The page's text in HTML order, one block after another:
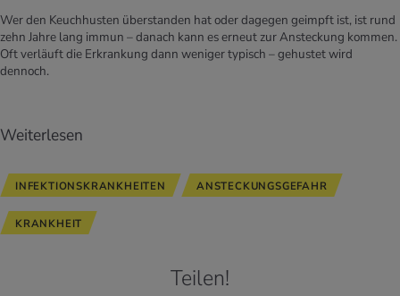
Wer den Keuchhusten überstanden hat oder dagegen geimpft ist, ist rund
zehn Jahre lang immun – danach kann es erneut zur Ansteckung kommen.
Oft verläuft die Erkrankung dann weniger typisch – gehustet wird
dennoch.
Weiterlesen
INFEKTIONSKRANKHEITEN ANSTECKUNGSGEFAHR
KRANKHEIT
Teilen!